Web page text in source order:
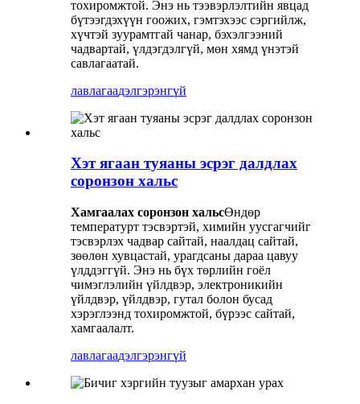
тохиромжтой. Энэ нь тээвэрлэлтийн явцад
бүтээгдэхүүн гоожих, гэмтэхээс сэргийлж,
хүчтэй зуурамтгай чанар, бэхэлгээний
чадвартай, үлдэгдэлгүй, мөн хямд үнэтэй
савлагаатай.
лавлагаадэлгэрэнгүй
Хэт ягаан туяаны эсрэг далдлах
соронзон хальс
Хамгаалах соронзон хальсӨндөр
температурт тэсвэртэй, химийн уусгагчийг
тэсвэрлэх чадвар сайтай, наалдац сайтай,
зөөлөн хувцастай, урагдсаны дараа цавуу
үлддэггүй. Энэ нь бүх төрлийн гоёл
чимэглэлийн үйлдвэр, электроникийн
үйлдвэр, үйлдвэр, гутал болон бусад
хэрэглээнд тохиромжтой, бүрээс сайтай,
хамгаалалт.
лавлагаадэлгэрэнгүй